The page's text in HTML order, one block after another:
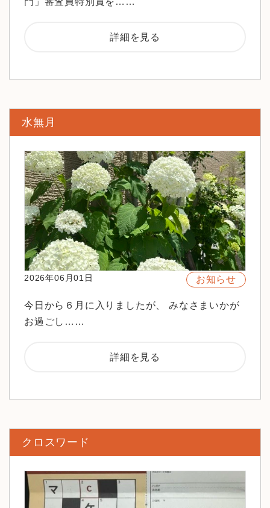
詳細を見る
水無月
2026年06月01日 お知らせ
今日から６月に入りましたが、 みなさまいかが
お過ごし……
詳細を見る
クロスワード